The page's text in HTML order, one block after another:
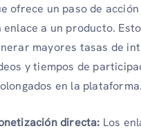
ofrece un paso de
enlace a un producto.
mayores tasas de
y tiempos de
en la plataforma.
directa: Los